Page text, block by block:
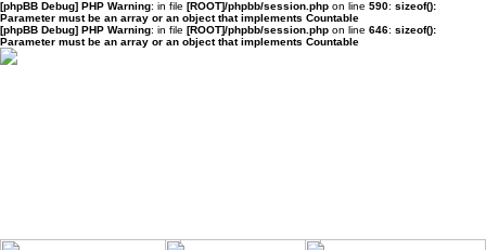
[phpBB Debug] PHP Warning: in file [ROOT]/phpbb/session.php on line 590: sizeof():
Parameter must be an array or an object that implements Countable
[phpBB Debug] PHP Warning: in file [ROOT]/phpbb/session.php on line 646: sizeof():
Parameter must be an array or an object that implements Countable